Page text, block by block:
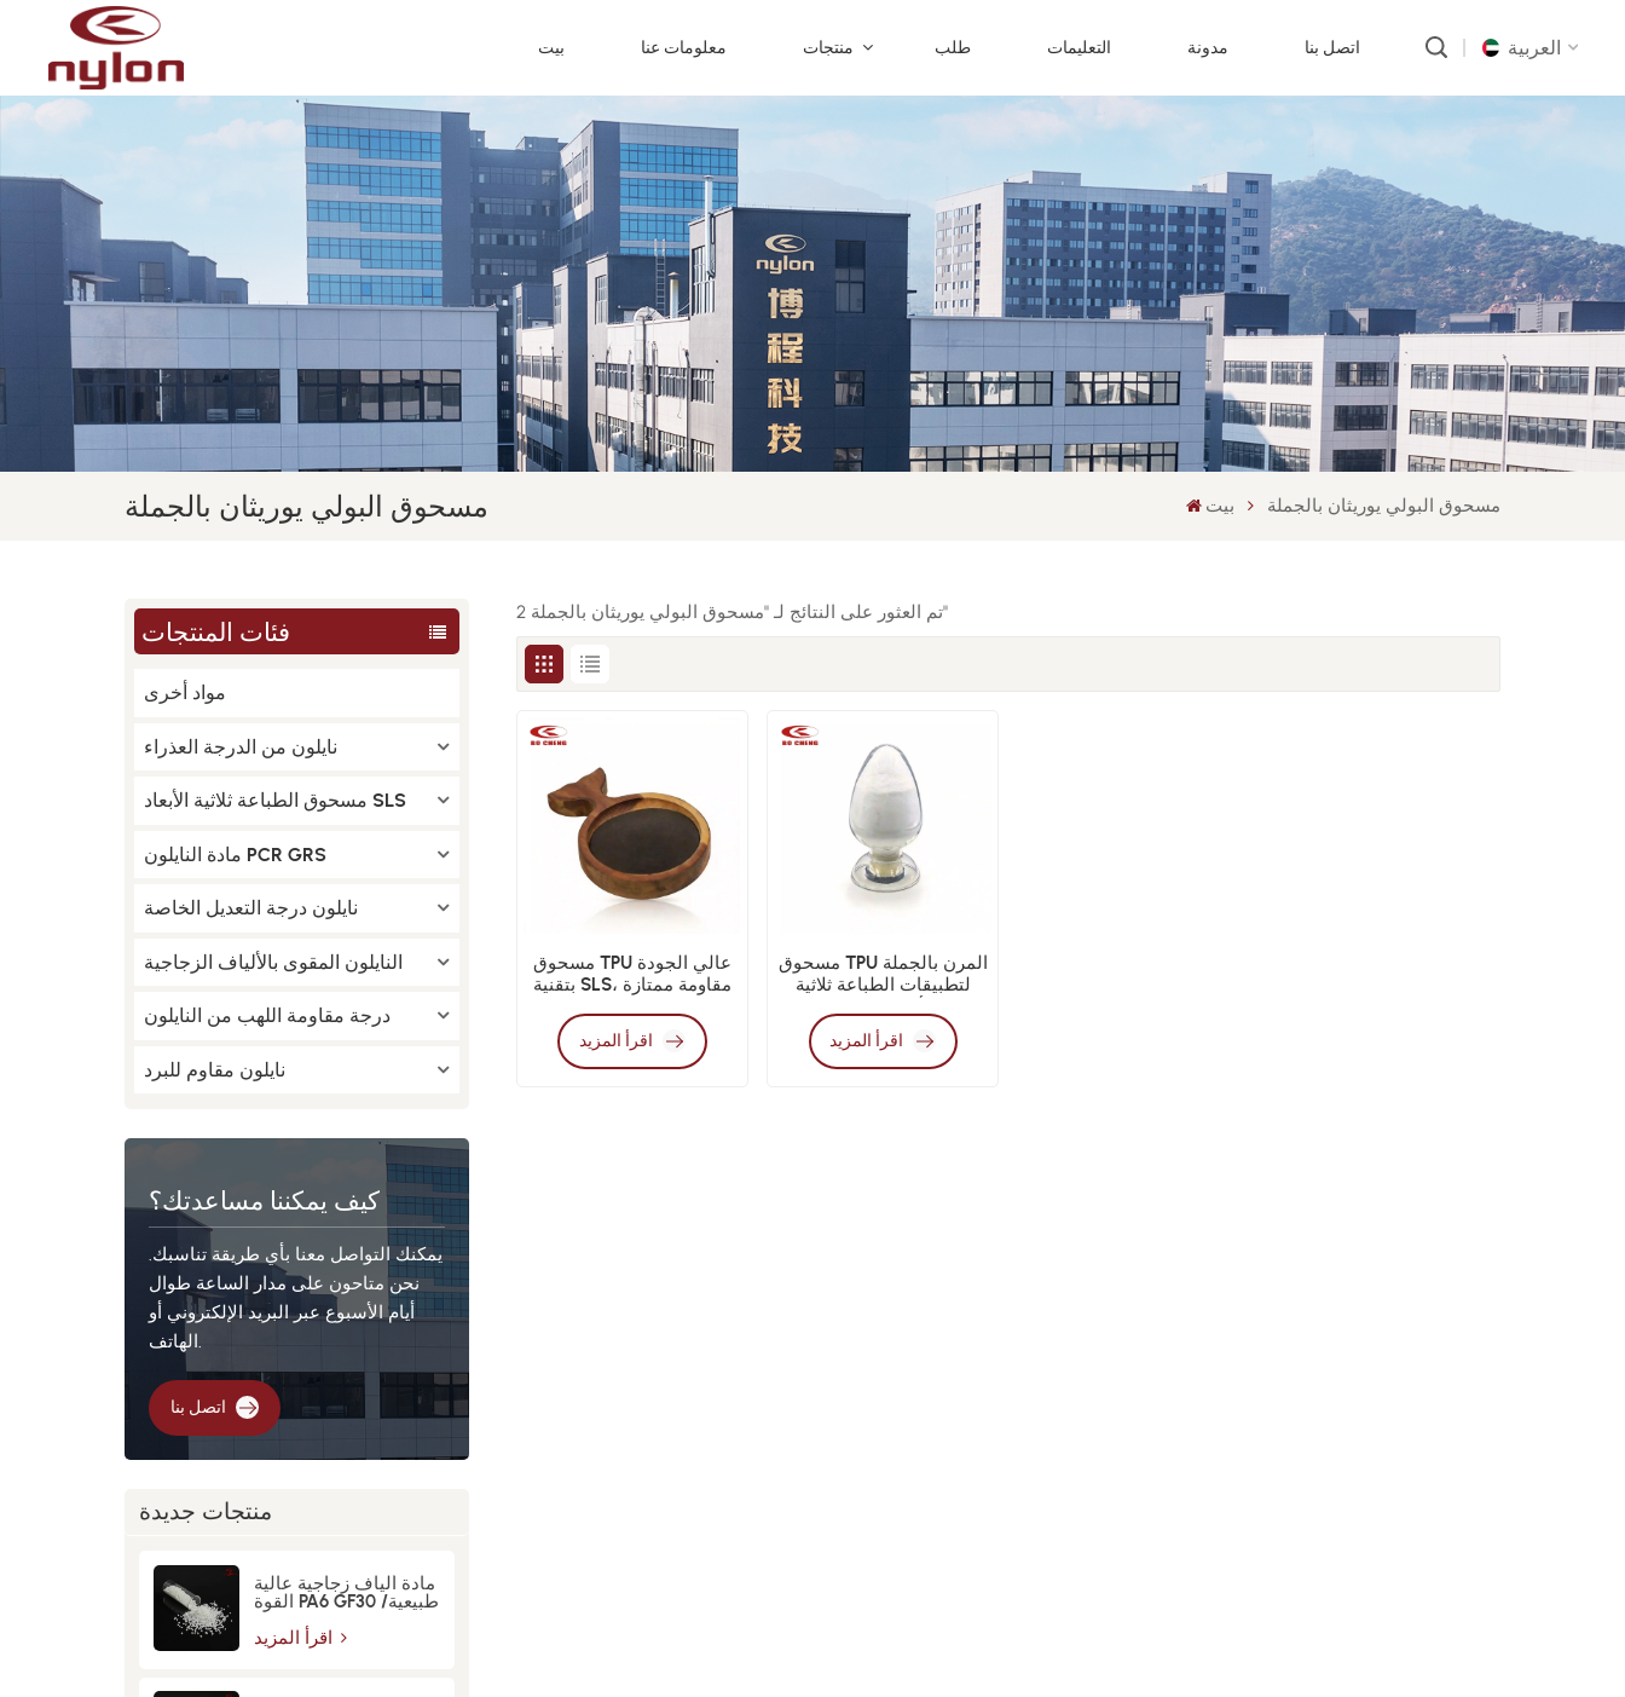
بيت معلومات عنا طلب التعليمات مدونة اتصل بنا العربية
русский
português
العربية
中文
مسحوق البولي يوريثان بالجملة بيت مسحوق البولي يوريثان بالجملة
فئات المنتجات
مواد أخرى
نايلون من الدرجة العذراء
مسحوق الطباعة ثلاثية الأبعاد SLS
مادة النايلون PCR GRS
نايلون درجة التعديل الخاصة
النايلون المقوى بالألياف الزجاجية
درجة مقاومة اللهب من النايلون
نايلون مقاوم للبرد
كيف يمكننا مساعدتك؟
يمكنك التواصل معنا بأي طريقة تناسبك.
نحن متاحون على مدار الساعة طوال
أيام الأسبوع عبر البريد الإلكتروني أو
الهاتف.
اتصل بنا
منتجات جديدة
مادة ألياف زجاجية عالية
القوة PA6 GF30 طبيعية/
سوداء
2 تم العثور على النتائج لـ "مسحوق البولي يوريثان بالجملة"
مسحوق TPU عالي الجودة
بتقنية SLS، مقاومة ممتازة
اقرأ المزيد
مسحوق TPU المرن بالجملة
لتطبيقات الطباعة ثلاثية
اقرأ المزيد